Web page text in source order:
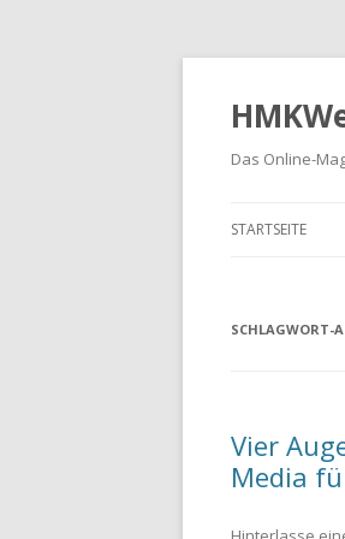
Das Online-
STARTSEITE
SCHLAGWORT-
Vier
Media